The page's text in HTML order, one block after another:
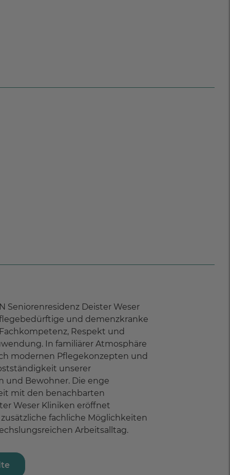
Seniorenresidenz Deister Weser
und demenzkranke
Respekt und
In familiärer Atmosphäre
modernen Pflegekonzepten und
unserer
und Bewohner. Die enge
mit den benachbarten
Weser Kliniken eröffnet
fachliche Möglichkeiten
Arbeitsalltag.